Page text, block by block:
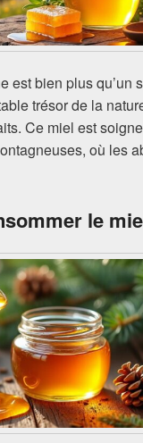
est bien plus qu’un
trésor de la
Ce miel est
où les
le